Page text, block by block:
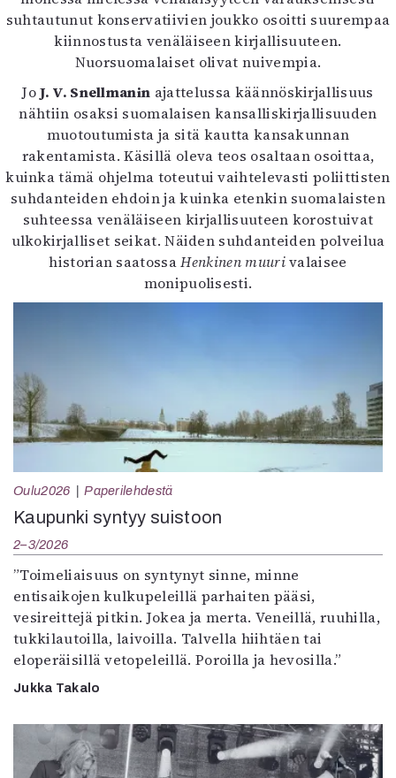
suhtautunut konservatiivien joukko osoitti suurempaa
kiinnostusta venäläiseen kirjallisuuteen.
Nuorsuomalaiset olivat nuivempia.
JoJ. V. Snellmanin ajattelussa käännöskirjallisuus
nähtiin osaksi suomalaisen kansalliskirjallisuuden
muotoutumista ja sitä kautta kansakunnan
rakentamista. Käsillä oleva teos osaltaan osoittaa,
kuinka tämä ohjelma toteutui vaihtelevasti poliittisten
suhdanteiden ehdoin ja kuinka etenkin suomalaisten
suhteessa venäläiseen kirjallisuuteen korostuivat
ulkokirjalliset seikat. Näiden suhdanteiden polveilua
historian saatossaHenkinen muurivalaisee
monipuolisesti.
Oulu2026 Paperilehdestä
Kaupunki syntyy suistoon
2–3/2026
”Toimeliaisuus on syntynyt sinne, minne
entisaikojen kulkupeleillä parhaiten pääsi,
vesireittejä pitkin. Jokea ja merta. Veneillä, ruuhilla,
tukkilautoilla, laivoilla. Talvella hiihtäen tai
eloperäisillä vetopeleillä. Poroilla ja hevosilla.”
Jukka Takalo